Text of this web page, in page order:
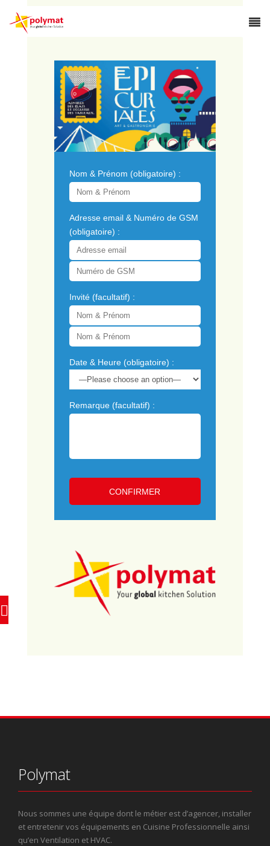
Nom & Prénom (obligatoire) :
Adresse email & Numéro de GSM
(obligatoire) :
Invité (facultatif) :
Date & Heure (obligatoire) :
Remarque (facultatif) :
Polymat
Nous sommes une équipe dont le métier est d’agencer, installer
et entretenir vos équipements en Cuisine Professionnelle ainsi
qu’en Ventilation et HVAC.